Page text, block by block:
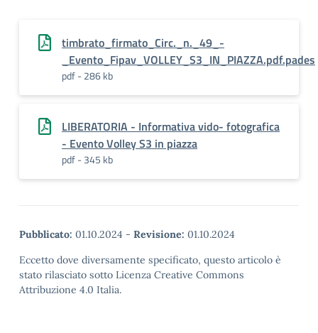
timbrato_firmato_Circ._n._49_-
_Evento_Fipav_VOLLEY_S3_IN_PIAZZA.pdf.pades
pdf - 286 kb
LIBERATORIA - Informativa vido- fotografica
- Evento Volley S3 in piazza
pdf - 345 kb
Pubblicato: 01.10.2024 - Revisione: 01.10.2024
Eccetto dove diversamente specificato, questo articolo è
stato rilasciato sotto Licenza Creative Commons
Attribuzione 4.0 Italia.